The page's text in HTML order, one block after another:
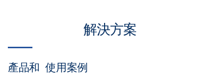
解決方案
產品和 使用案例